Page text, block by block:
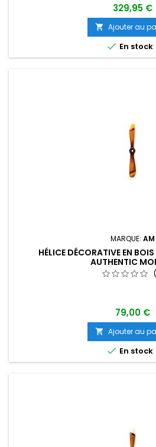
329,95 €
 Ajouter au
 En stock
MARQUE: AM
HÉLICE DÉCORATIVE EN
AUTHENTIC
79,00 €
 Ajouter au
 En stock